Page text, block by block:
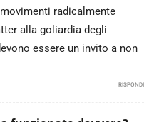
radicalmente
alla goliardia degli
essere un invito a non
RISPONDI